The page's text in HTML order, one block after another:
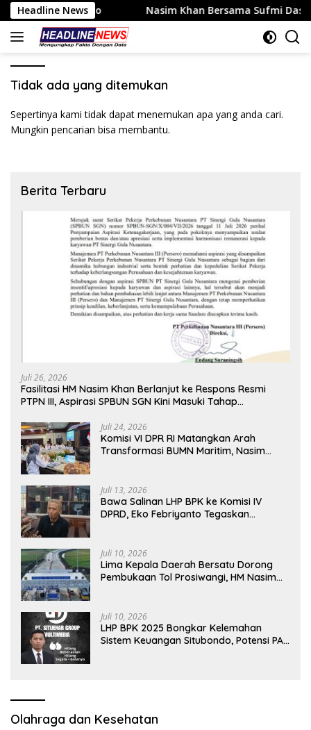
Langsung
ke
konten
Headline News
Kripto Nasim Khan Bersama Sufmi Dasco
Tidak ada yang ditemukan
Sepertinya kami tidak dapat menemukan apa yang anda cari.
Mungkin pencarian bisa membantu.
Berita Terbaru
Juli 26, 2026
Fasilitasi HM Nasim Khan Berlanjut ke Respons Resmi
PTPN III, Aspirasi SPBUN SGN Kini Masuki Tahap
Juli 24, 2026
Komisi VI DPR RI Matangkan Arah
Transformasi BUMN Maritim, Nasim
Juli 13, 2026
Bawa Salinan LHP BPK ke Komisi IV
DPRD, Eko Febriyanto Tegaskan
Juli 10, 2026
Lima Kepala Daerah Bersatu Dorong
Pembukaan Tol Prosiwangi, HM Nasim
Juli 10, 2026
LHP BPK 2025 Bongkar Kelemahan
Sistem Keuangan Situbondo, Potensi PAD
Olahraga dan Kesehatan